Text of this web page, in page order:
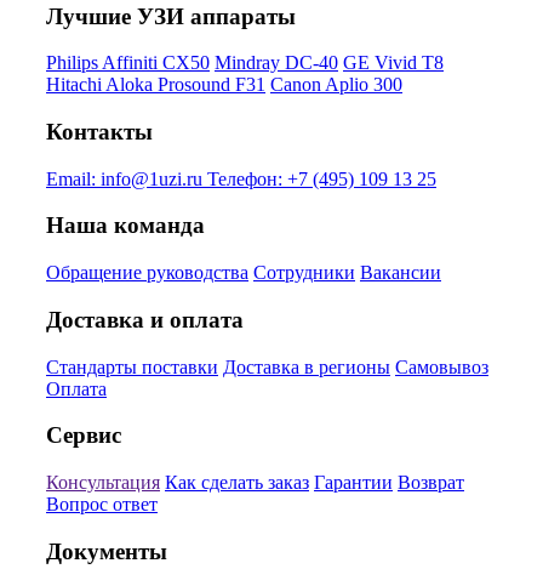
Лучшие УЗИ аппараты
Philips Affiniti CX50 Mindray DC-40 GE Vivid T8
Hitachi Aloka Prosound F31 Canon Aplio 300
Контакты
Email: info@1uzi.ru Телефон: +7 (495) 109 13 25
Наша команда
Обращение руководства Сотрудники Вакансии
Доставка и оплата
Стандарты поставки Доставка в регионы Самовывоз
Оплата
Сервис
Консультация Как сделать заказ Гарантии Возврат
Вопрос ответ
Документы